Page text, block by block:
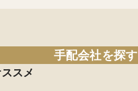
手配会社を探す
スメ